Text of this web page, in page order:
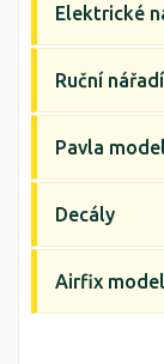
Elektrické
Ruční
Pavla
Decály
Airfix